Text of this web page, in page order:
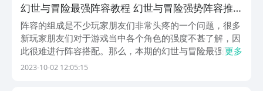
幻世与冒险最强阵容教程 幻世与冒险强势阵容推
荐
阵容的组成是不少玩家朋友们非常头疼的一个问题，很多
新玩家朋友们对于游戏当中各个角色的强度不甚了解，因
此很难进行阵容搭配。那么，本期的幻世与冒险最强阵容
攻略将给大家带来一期新手玩家也能组建的超强阵容组
更多
2023-10-02 12:05:15